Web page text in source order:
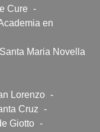
Cure
-
en
Maria Novella
Lorenzo -
Cruz
-
Giotto -